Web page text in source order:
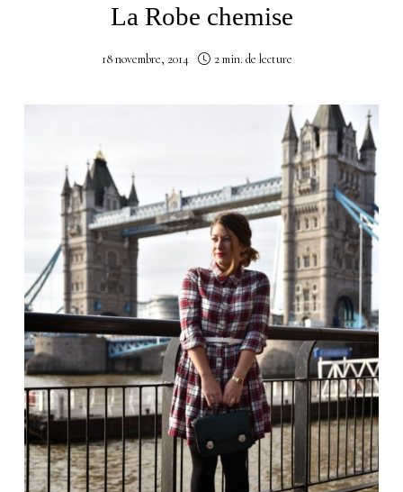
La Robe chemise
18 novembre, 2014 2 min. de lecture